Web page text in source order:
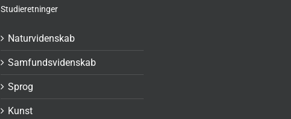
Studieretninger
Naturvidenskab
Samfundsvidenskab
Sprog
Kunst